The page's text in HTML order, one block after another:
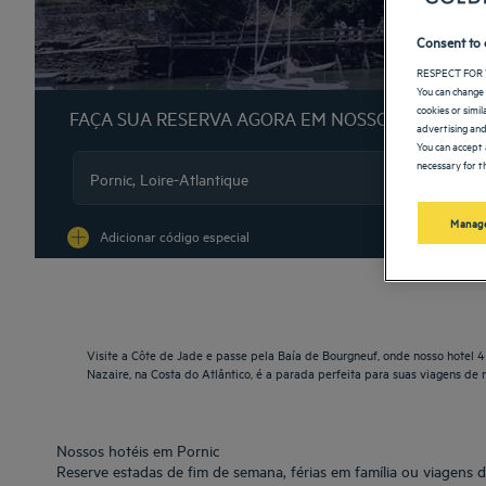
FAÇA SUA RESERVA AGORA EM NOSSOS HOTÉIS
Adicionar código especial
Visite a Côte de Jade e passe pela Baía de Bourgneuf, onde nosso
Nazaire, na Costa do Atlântico, é a parada perfeita para suas viagens de
Nossos hotéis em Pornic
Reserve estadas de fim de semana, férias em família ou
Consent to
RESPECT
You can
cookies or
advertising
You can
necessary for